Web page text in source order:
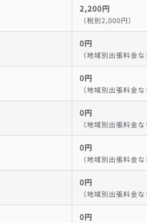
2,200円
（税別2,000円）
0円
（地域別出張料金
0円
（地域別出張料金
0円
（地域別出張料金
0円
（地域別出張料金
0円
（地域別出張料金
0円